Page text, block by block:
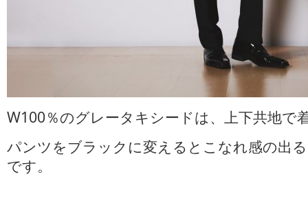
W100％のグレータキシードは、上下共地で
パンツをブラックに変えるとこなれ感の出
です。